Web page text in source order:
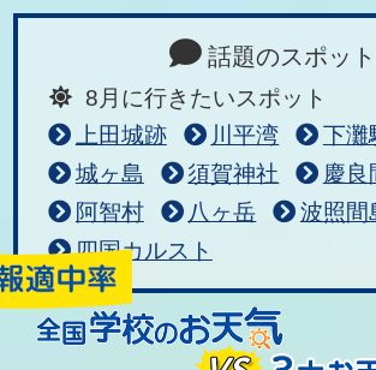
話題のスポット
8月に行きたいスポット
上田城跡
川平湾
下灘
城ヶ島
須賀神社
慶良
阿智村
八ヶ岳
波照間
四国カルスト